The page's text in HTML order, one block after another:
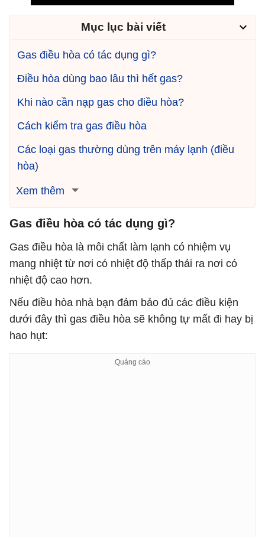
Mục lục bài viết
Gas điều hòa có tác dụng gì?
Điều hòa dùng bao lâu thì hết gas?
Khi nào cần nạp gas cho điều hòa?
Cách kiểm tra gas điều hòa
Các loại gas thường dùng trên máy lạnh (điều
hòa)
Xem thêm
Gas điều hòa có tác dụng gì?
Gas điều hòa là môi chất làm lạnh có nhiệm vụ
mang nhiệt từ nơi có nhiệt độ thấp thải ra nơi có
nhiệt độ cao hơn.
Nếu điều hòa nhà bạn đảm bảo đủ các điều kiện
dưới đây thì gas điều hòa sẽ không tự mất đi hay bị
hao hụt: